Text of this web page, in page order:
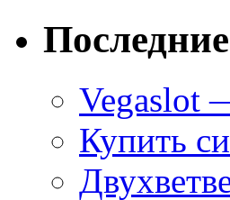
Vegaslot
Купить